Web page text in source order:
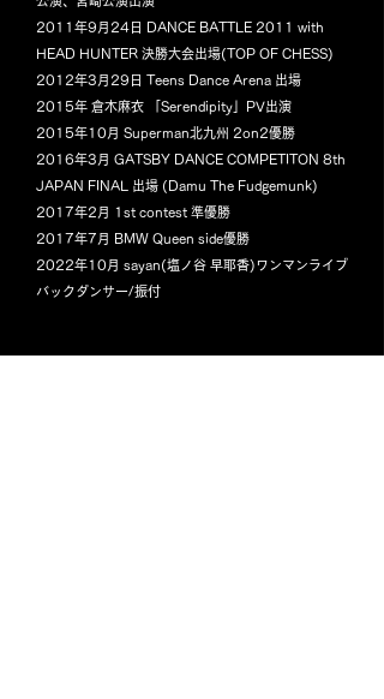
2011年9月24日 DANCE BATTLE 2011 with
HEAD HUNTER 決勝大会出場(TOP OF CHESS)
2012年3月29日 Teens Dance Arena 出場
2015年 倉木麻衣 「Serendipity」PV出演
2015年10月 Superman北九州 2on2優勝
2016年3月 GATSBY DANCE COMPETITON 8th
JAPAN FINAL 出場 (Damu The Fudgemunk)
2017年2月 1st contest 準優勝
2017年7月 BMW Queen side優勝
2022年10月 sayan(塩ノ谷 早耶香)ワンマンライブ
バックダンサー/振付